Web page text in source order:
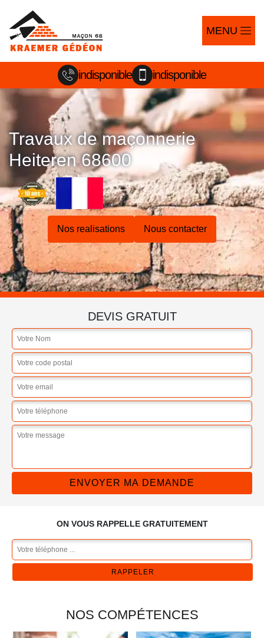
MENU
indisponible indisponible
Travaux de maçonnerie
Heiteren 68600
Nos realisations Nous contacter
DEVIS GRATUIT
ON VOUS RAPPELLE GRATUITEMENT
NOS COMPÉTENCES